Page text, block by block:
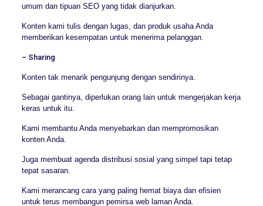
umum dan tipuan SEO yang tidak dianjurkan.
Konten kami tulis dengan lugas, dan produk usaha Anda
memberikan kesempatan untuk menerima pelanggan.
– Sharing
Konten tak menarik pengunjung dengan sendirinya.
Sebagai gantinya, diperlukan orang lain untuk mengerjakan kerja
keras untuk itu.
Kami membantu Anda menyebarkan dan mempromosikan
konten Anda.
Juga membuat agenda distribusi sosial yang simpel tapi tetap
tepat sasaran.
Kami merancang cara yang paling hemat biaya dan efisien
untuk terus membangun pemirsa web laman Anda.